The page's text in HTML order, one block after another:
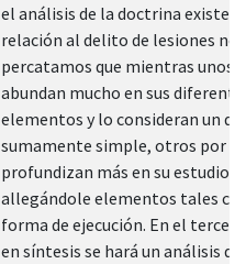
el análisis de la doctrina
relación al delito de lesiones nos
percatamos que mientras unos
abundan mucho en sus
elementos y lo consideran un
sumamente simple, otros por
profundizan más en su estudio
allegándole elementos tales
forma de ejecución. En el tercer
en síntesis se hará un análisis